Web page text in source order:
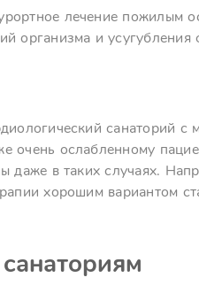
лечение пожилым
организма и
санаторий
ослабленному
даже в таких случаях.
хорошим вариантом